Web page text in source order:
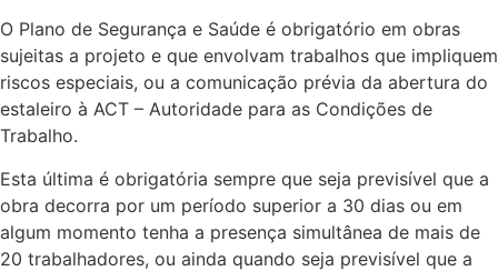
O Plano de Segurança e Saúde é obrigatório em obras
sujeitas a projeto e que envolvam trabalhos que impliquem
riscos especiais, ou a comunicação prévia da abertura do
estaleiro à ACT – Autoridade para as Condições de
Trabalho.
Esta última é obrigatória sempre que seja previsível que a
obra decorra por um período superior a 30 dias ou em
algum momento tenha a presença simultânea de mais de
20 trabalhadores, ou ainda quando seja previsível que a